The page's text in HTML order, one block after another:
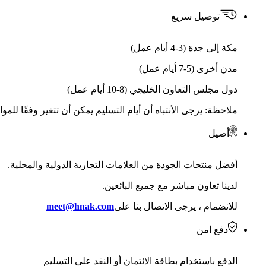
توصيل سريع
مكة إلى جدة (3-4 أيام عمل)
مدن أخرى (5-7 أيام عمل)
دول مجلس التعاون الخليجي (8-10 أيام عمل)
ملاحظة: يرجى الأنتباه أن أيام التسليم يمكن أن تتغير وفقًا
أصيل
أفضل منتجات الجودة من العلامات التجارية الدولية والمحلية.
لدينا تعاون مباشر مع جميع البائعين.
للانضمام ، يرجى الاتصال بنا علىmeet@hnak.com
دفع امن
الدفع باستخدام بطاقة الائتمان أو النقد على التسليم